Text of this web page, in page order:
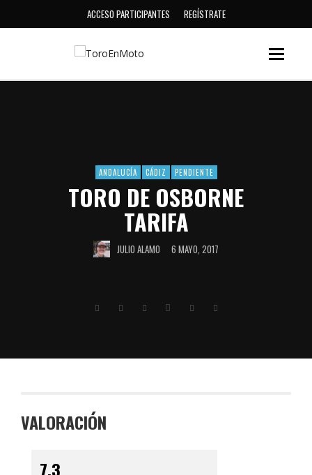
ACCESO PARTICIPANTES REGÍSTRATE
ANDALUCÍA CÁDIZ PENDIENTE
TORO DE OSBORNE
TARIFA
JULIO ALAMO 6 MAYO, 2017
VALORACIÓN